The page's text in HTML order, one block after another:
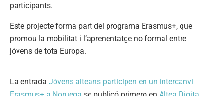
participants.
Este projecte forma part del programa Erasmus+, que
promou la mobilitat i l’aprenentatge no formal entre
jóvens de tota Europa.
La entrada Jóvens alteans participen en un intercanvi